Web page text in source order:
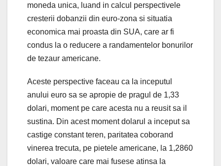
moneda unica, luand in calcul perspectivele
cresterii dobanzii din euro-zona si situatia
economica mai proasta din SUA, care ar fi
condus la o reducere a randamentelor bonurilor
de tezaur americane.
Aceste perspective faceau ca la inceputul
anului euro sa se apropie de pragul de 1,33
dolari, moment pe care acesta nu a reusit sa il
sustina. Din acest moment dolarul a inceput sa
castige constant teren, paritatea coborand
vinerea trecuta, pe pietele americane, la 1,2860
dolari, valoare care mai fusese atinsa la